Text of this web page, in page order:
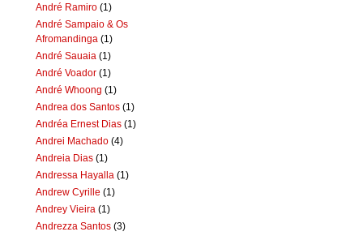
André Ramiro (1)
André Sampaio & Os
Afromandinga (1)
André Sauaia (1)
André Voador (1)
André Whoong (1)
Andrea dos Santos (1)
Andréa Ernest Dias (1)
Andrei Machado (4)
Andreia Dias (1)
Andressa Hayalla (1)
Andrew Cyrille (1)
Andrey Vieira (1)
Andrezza Santos (3)